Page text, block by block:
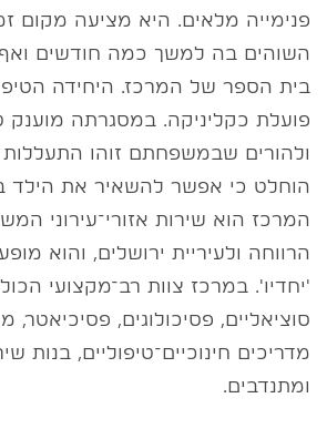
פנימייה מלאים. היא מציעה מקום
השוהים בה למשך כמה חודשים
בית הספר של המרכז. היחידה
פועלת כקליניקה. במסגרתה מוענק
ולהורים שבמשפחתם זוהו
הוחלט כי אפשר להשאיר את הילד
המרכז הוא שירות אזורי־עירוני
הרווחה ולעיריית ירושלים, והוא
'יחדיו'. במרכז צוות רב־מקצועי
סוציאליים, פסיכולוגים, פסיכיאטר,
מדריכים חינוכיים־טיפוליים, בנות
ומתנדבים.